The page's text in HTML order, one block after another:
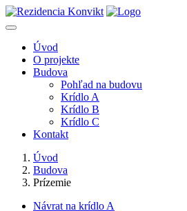
Úvod
O projekte
Budova
Pohľad na budovu
Krídlo A
Krídlo B
Krídlo C
Kontakt
Úvod
Budova
Prízemie
Návrat na krídlo A